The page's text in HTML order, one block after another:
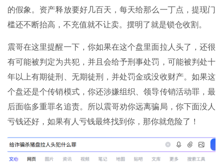
的假象。资产释放要好几百天，每天给那么一丁点，提现门
槛还不断抬高，不充值就不让卖。摆明了就是锁仓收割。
震哥在这里提醒一下，你如果在这个盘里面拉人头了，还很
有可能被判定为共犯，并且会给予刑事处罚，可能被判处十
年以上有期徒刑、无期徒刑，并处罚金或没收财产。如果这
个盘还是个传销模式，你还涉嫌组织、领导传销活动罪，最
后面临多重罪名追责。所以震哥劝你远离骗局，你下面没人
亏钱还好，如果有人亏钱最终找到你，那你就危险了！